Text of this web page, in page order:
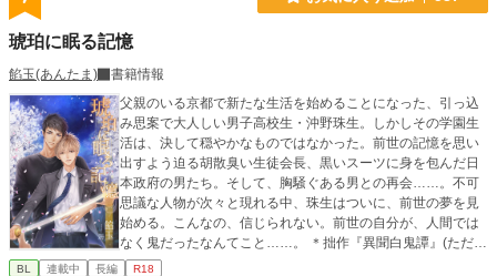
琥珀に眠る記憶
餡玉(あんたま)
書籍情報
父親のいる京都で新たな生活を始めることになった、引っ込
み思案で大人しい男子高校生・沖野珠生。しかしその学園生
活は、決して穏やかなものではなかった。前世の記憶を思い
出すよう迫る胡散臭い生徒会長、黒いスーツに身を包んだ日
本政府の男たち。そして、胸騒ぐある男との再会……。不可
思議な人物が次々と現れる中、珠生はついに、前世の夢を見
始める。こんなの、信じられない。前世の自分が、人間では
なく鬼だったなんてこと……。 ＊拙作『異聞白鬼譚』(ただ今
こちらに転載中です)の登場人物たちが、現代に転生するお話
BL 連載中 長編 R18